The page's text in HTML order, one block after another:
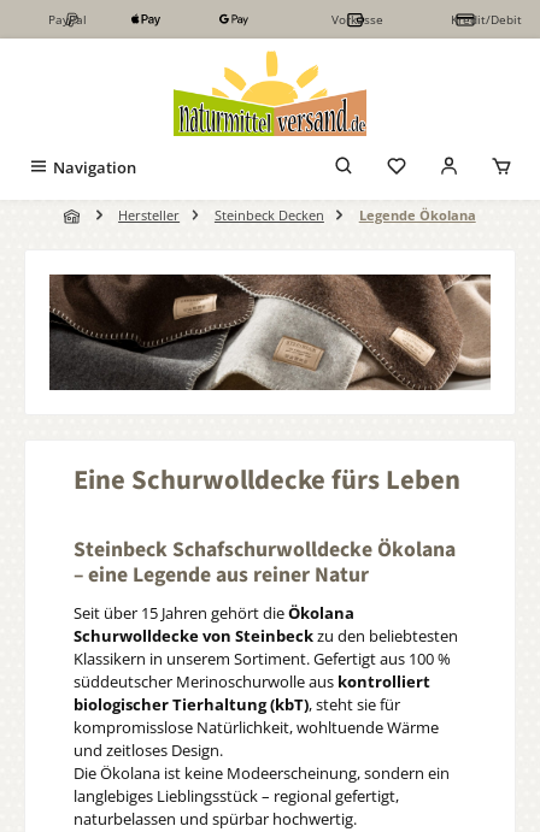
Zum Hauptinhalt springen
PayPal Vorkasse Kredit/Debit
Navigation
Hersteller Steinbeck Decken Legende Ökolana
Eine Schurwolldecke fürs Leben
Steinbeck Schafschurwolldecke Ökolana
– eine Legende aus reiner Natur
Seit über 15 Jahren gehört dieÖkolana
Schurwolldecke von Steinbeckzu den beliebtesten
Klassikern in unserem Sortiment. Gefertigt aus 100 %
süddeutscher Merinoschurwolle aus kontrolliert
biologischer Tierhaltung (kbT), steht sie für
kompromisslose Natürlichkeit, wohltuende Wärme
und zeitloses Design.
Die Ökolana ist keine Modeerscheinung, sondern ein
langlebiges Lieblingsstück – regional gefertigt,
naturbelassen und spürbar hochwertig.